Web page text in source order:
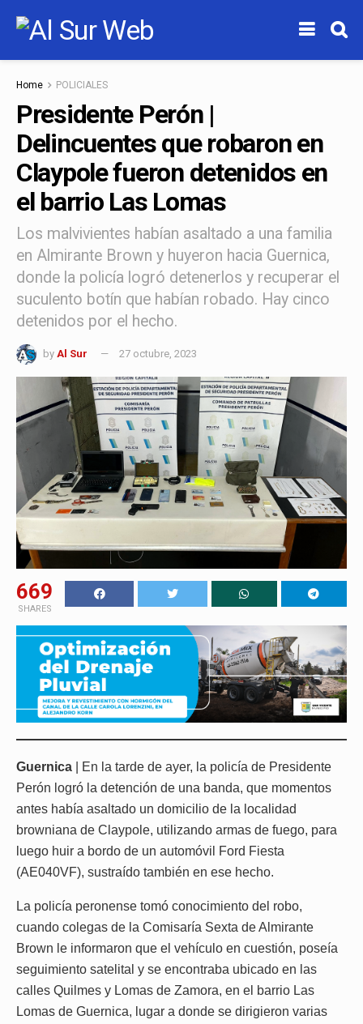
Home POLICIALES
Presidente Perón |
Delincuentes que robaron en
Claypole fueron detenidos en
el barrio Las Lomas
Los malvivientes habían asaltado a una familia
en Almirante Brown y huyeron hacia Guernica,
donde la policía logró detenerlos y recuperar el
suculento botín que habían robado. Hay cinco
detenidos por el hecho.
by Al Sur 27 octubre, 2023
669
SHARES
Guernica
| En la tarde de ayer, la policía de Presidente
Perón logró la detención de una banda, que momentos
antes había asaltado un domicilio de la localidad
browniana de Claypole, utilizando armas de fuego, para
luego huir a bordo de un automóvil Ford Fiesta
(AE040VF), sustraído también en ese hecho.
La policía peronense tomó conocimiento del robo,
cuando colegas de la Comisaría Sexta de Almirante
Brown le informaron que el vehículo en cuestión, poseía
seguimiento satelital y se encontraba ubicado en las
calles Quilmes y Lomas de Zamora, en el barrio Las
Lomas de Guernica, lugar a donde se dirigieron varias